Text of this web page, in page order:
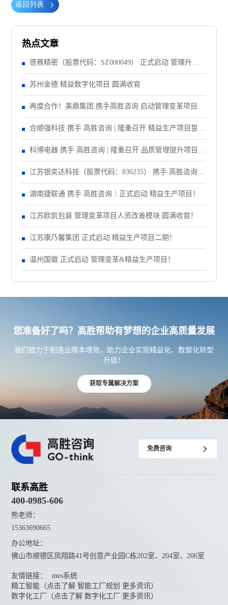
返回列表
热点文章
德赛精密（股票代码：SZ000049） 正式启动 管理升级&
精益注塑项目！
苏州金德 精益数字化项目 圆满收官
再度合作！美鼎集团 携手高胜咨询 启动管理变革项目
合顺强科技 携手 高胜咨询 | 隆重召开 精益生产项目誓师
大会！
科博电器 携手 高胜咨询 | 隆重召开 品质管理提升项目启
动大会！
江苏银奕达科技（股票代码：836235） 携手 高胜咨询｜
正式启动 管理变革项目
湖南捷联通 携手 高胜咨询｜正式启动 精益生产项目！
江苏欧凯包装 管理变革项目人资改善模块 圆满收官！
江苏康乃馨集团 正式启动 精益生产项目二期！
温州国徽 正式启动 管理变革&精益生产项目！
您准备好了吗？高胜帮助有梦想的企业高质量发展
我们致力于制造业降本增效，助力企业实现精益化、数智化转型
升级！
获取专属解决方案
免费咨询
联系高胜
400-0985-606
熊老师：
15363690665
办公地址：
佛山市顺德区凤翔路41号创意产业园C栋202室、204室、206室
友情链接：
mes系统
精工智能（点击了解 智能工厂规划 更多资讯）
数字化工厂（点击了解 数字化工厂 更多资讯）